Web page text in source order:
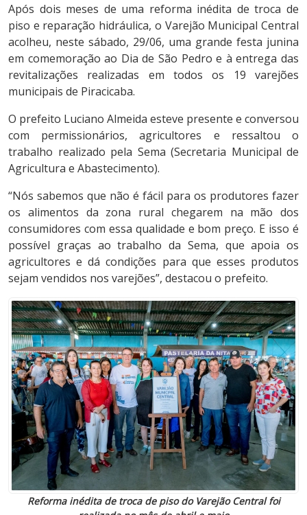
Após dois meses de uma reforma inédita de troca de
piso e reparação hidráulica, o Varejão Municipal Central
acolheu, neste sábado, 29/06, uma grande festa junina
em comemoração ao Dia de São Pedro e à entrega das
revitalizações realizadas em todos os 19 varejões
municipais de Piracicaba.
O prefeito Luciano Almeida esteve presente e conversou
com permissionários, agricultores e ressaltou o
trabalho realizado pela Sema (Secretaria Municipal de
Agricultura e Abastecimento).
“Nós sabemos que não é fácil para os produtores fazer
os alimentos da zona rural chegarem na mão dos
consumidores com essa qualidade e bom preço. E isso é
possível graças ao trabalho da Sema, que apoia os
agricultores e dá condições para que esses produtos
sejam vendidos nos varejões”, destacou o prefeito.
Reforma inédita de troca de piso do Varejão Central foi